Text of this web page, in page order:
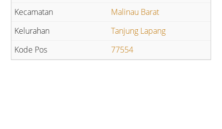
Malinau Barat
Tanjung Lapang
77554